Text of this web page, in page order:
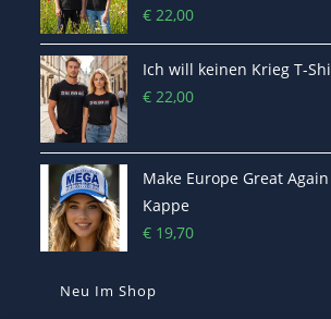
€ 22,00
Ich will keinen Krieg T-
€ 22,00
Make Europe Great
Kappe
€ 19,70
Neu Im Shop